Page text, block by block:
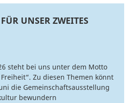
UNSER ZWEITES
steht bei uns unter dem Motto
Zu diesen Themen könnt
die Gemeinschaftsausstellung
bewundern